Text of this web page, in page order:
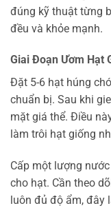
đúng kỹ thuật từng
đều và khỏe mạnh.
Giai Đoạn Ươm Hạt
Đặt 5-6 hạt húng
chuẩn bị. Sau khi
mặt giá thể. Điều
làm trôi hạt giống
Cấp một lượng
cho hạt. Cần theo
luôn đủ độ ẩm, đây